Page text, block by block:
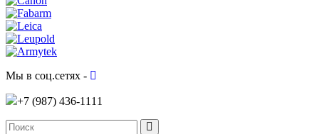
Мы в соц.сетях -
+7 (987) 436-1111